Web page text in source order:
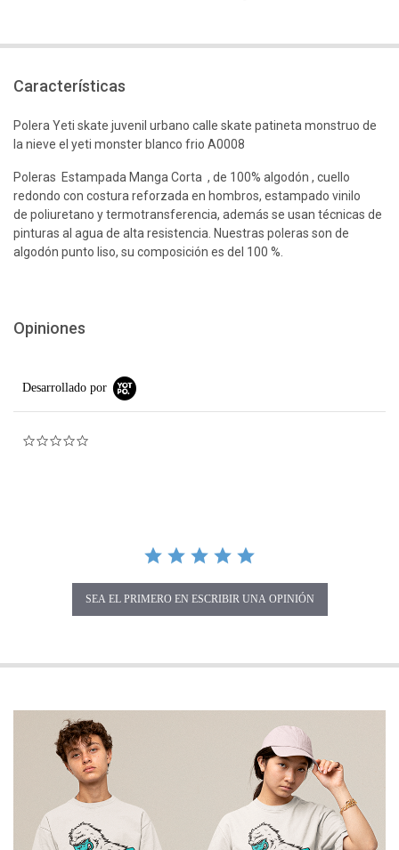
Características
Polera Yeti skate juvenil urbano calle skate patineta monstruo de
la nieve el yeti monster blanco frio A0008
Poleras Estampada Manga Corta , de 100% algodón , cuello
redondo con costura reforzada en hombros, estampado vinilo
de poliuretano y termotransferencia, además se usan técnicas de
pinturas al agua de alta resistencia. Nuestras poleras son de
algodón punto liso, su composición es del 100 %.
Opiniones
Desarrollado por
SEA EL PRIMERO EN ESCRIBIR UNA OPINIÓN